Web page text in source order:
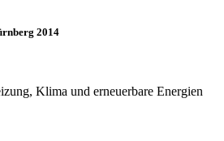
2014
Klima und erneuerbare Energien